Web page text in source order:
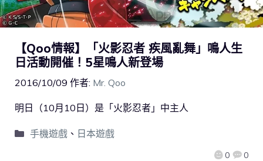
【Qoo情報】「火影忍者 疾風亂舞」鳴人生
日活動開催！5星鳴人新登場
2016/10/09 作者: Mr. Qoo
0 0
明日（10月10日）是「火影忍者」中主人
手機遊戲、 日本遊戲